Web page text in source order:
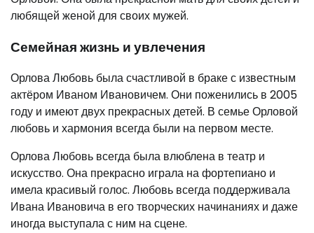
любящей женой для своих мужей.
Семейная жизнь и увлечения
Орлова Любовь была счастливой в браке с известным
актёром Иваном Ивановичем. Они поженились в 2005
году и имеют двух прекрасных детей. В семье Орловой
любовь и хармония всегда были на первом месте.
Орлова Любовь всегда была влюблена в театр и
искусство. Она прекрасно играла на фортепиано и
имела красивый голос. Любовь всегда поддерживала
Ивана Ивановича в его творческих начинаниях и даже
иногда выступала с ним на сцене.